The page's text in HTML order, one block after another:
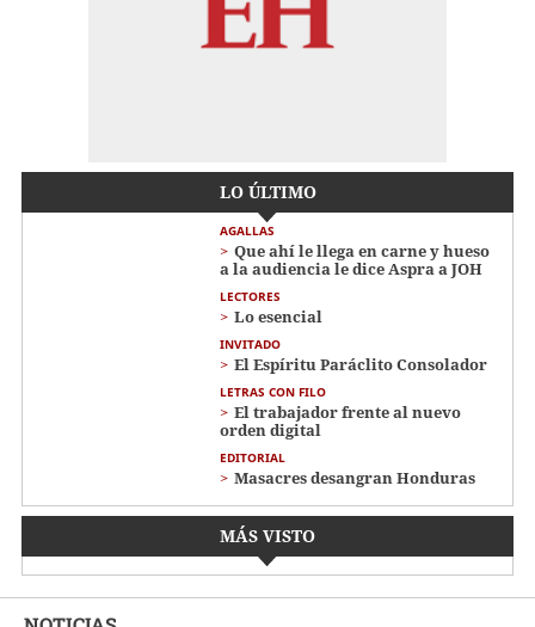
LO ÚLTIMO
AGALLAS
Que ahí le llega en carne y hueso
a la audiencia le dice Aspra a JOH
LECTORES
Lo esencial
INVITADO
El Espíritu Paráclito Consolador
LETRAS CON FILO
El trabajador frente al nuevo
orden digital
EDITORIAL
Masacres desangran Honduras
MÁS VISTO